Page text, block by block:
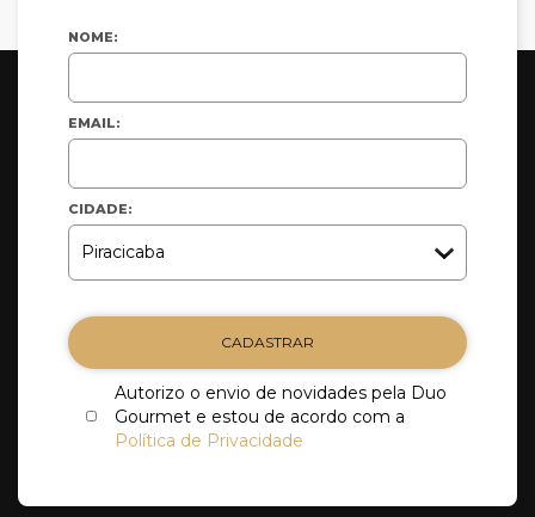
NOME:
EMAIL:
CIDADE:
CADASTRAR
Autorizo o envio de novidades pela Duo
Gourmet e estou de acordo com a
Política de Privacidade